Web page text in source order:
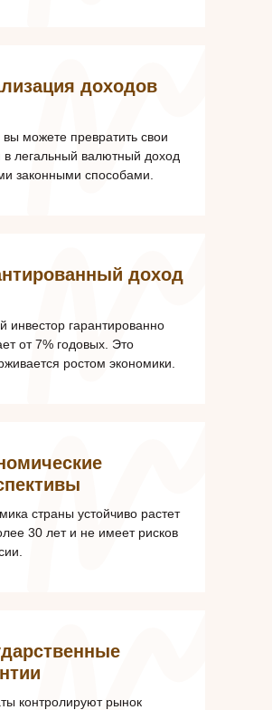
можете превратить свои
в легальный валютный доход
законными способами.
доходов
инвестор гарантированно
от 7% годовых. Это
ростом экономики.
доход
страны устойчиво растет
30 лет и не имеет рисков
контролируют рынок